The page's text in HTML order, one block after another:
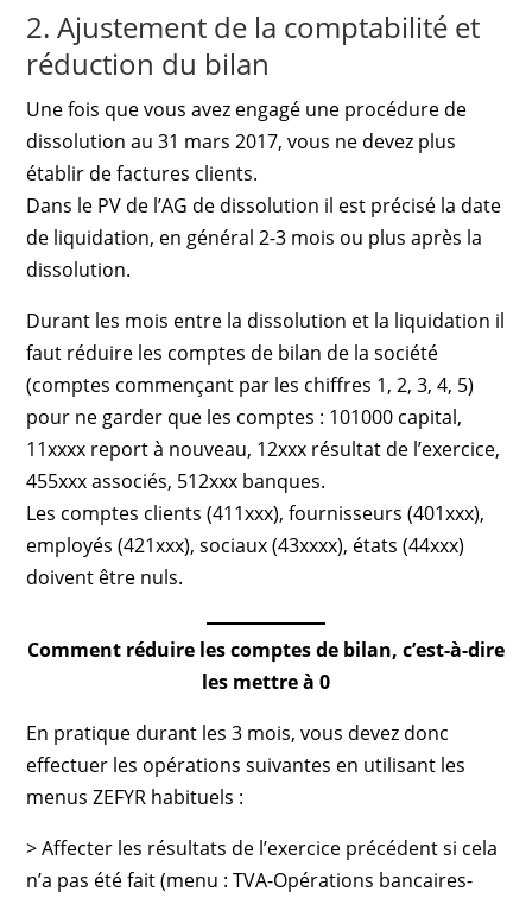
2. Ajustement de la comptabilité et
réduction du bilan
Une fois que vous avez engagé une procédure de
dissolution au 31 mars 2017, vous ne devez plus
établir de factures clients.
Dans le PV de l’AG de dissolution il est précisé la date
de liquidation, en général 2-3 mois ou plus après la
dissolution.
Durant les mois entre la dissolution et la liquidation il
faut réduire les comptes de bilan de la société
(comptes commençant par les chiffres 1, 2, 3, 4, 5)
pour ne garder que les comptes : 101000 capital,
11xxxx report à nouveau, 12xxx résultat de l’exercice,
455xxx associés, 512xxx banques.
Les comptes clients (411xxx), fournisseurs (401xxx),
employés (421xxx), sociaux (43xxxx), états (44xxx)
doivent être nuls.
Comment réduire les comptes de bilan, c’est-à-dire
les mettre à 0
En pratique durant les 3 mois, vous devez donc
effectuer les opérations suivantes en utilisant les
menus ZEFYR habituels :
> Affecter les résultats de l’exercice précédent si cela
n’a pas été fait (menu : TVA-Opérations bancaires-